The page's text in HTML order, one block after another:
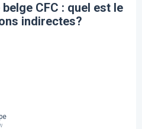
CFC : quel est le
indirectes?